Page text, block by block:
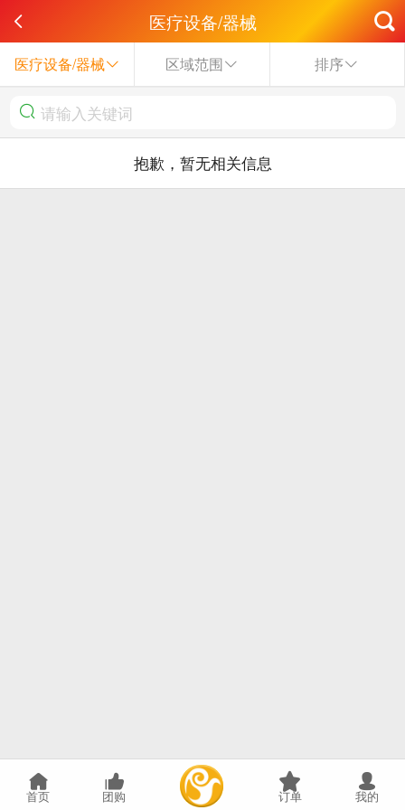
医疗设备/器械
医疗设备/器械 区域范围 排序
抱歉，暂无相关信息
首页 团购 订单 我的